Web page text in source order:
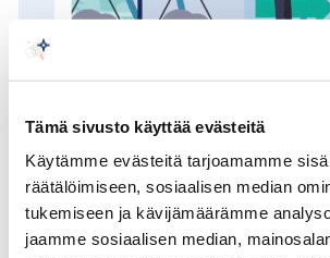
Tämä sivusto käyttää evästeitä
Käytämme evästeitä tarjoamamme
räätälöimiseen, sosiaalisen median
tukemiseen ja kävijämäärämme
jaamme sosiaalisen median,
Juridiikkakatsaus 3/
Kolme kertaa vuodessa ilmestyvä
juridiikkakatsaus tuo esille